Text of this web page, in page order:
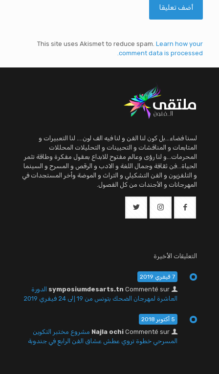
This site uses Akismet to reduce spam. Learn how your
comment data is processed.
لسنا فضاء...بل كون لنا الفن و لنا فيه الف لون.... لنا التعبيرات و
المتابعات و المناقشات و التحيينات و التحليلات المحللات
المحرمات...و لنا رؤى وعالم مفتوح للابداع بعقول مفكرة وطاقة تثمر
الحياة...فن ثقافة وجمال اللغة و الادب و الرقص و المسرح و السينما
و التلفزيون و الفن التشكيلي و التراث و الموضة وأخر المستجدات في
المهرجانات و الأجندات من كل الفصول.
التعليقات الأخيرة
7 فيفري 2019
symposiumdesarts.tn Commenté sur
الدورة
العاشرة لمهرجان الضحك بتونس من 19 إلى 24 فيفري 2019
5 أكتوبر 2018
Najla ochi Commenté sur
مشروع مختبر التكوين
المسرحي خطوة تروي عطش عشاق الفن الرابع في جندوبة